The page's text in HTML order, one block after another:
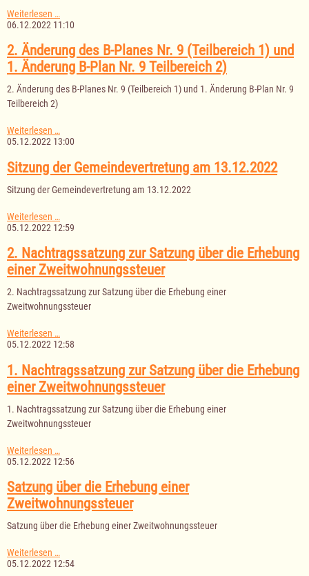
See"
Weiterlesen …
der
am
14.12.2022
06.12.2022 11:10
2. Änderung des B-Planes Nr. 9 (Teilbereich 1) und
1. Änderung B-Plan Nr. 9 Teilbereich 2)
2. Änderung des B-Planes Nr. 9 (Teilbereich 1) und 1. Änderung B-Plan Nr. 9
Teilbereich 2)
Weiterlesen …2.
Änderung
B-
Planes
Nr.
9
1)
und
Änderung
B-
Plan
9
Teilbereich
05.12.2022 13:00
Sitzung der Gemeindevertretung am 13.12.2022
Sitzung der Gemeindevertretung am 13.12.2022
Weiterlesen …
der
am
13.12.2022
05.12.2022 12:59
2. Nachtragssatzung zur Satzung über die Erhebung
einer Zweitwohnungssteuer
2. Nachtragssatzung zur Satzung über die Erhebung einer
Zweitwohnungssteuer
Weiterlesen …2.
Nachtragssatzung
Satzung
über
die
einer
Zweitwohnungssteuer
05.12.2022 12:58
1. Nachtragssatzung zur Satzung über die Erhebung
einer Zweitwohnungssteuer
1. Nachtragssatzung zur Satzung über die Erhebung einer
Zweitwohnungssteuer
Weiterlesen …
Nachtragssatzung
Satzung
über
die
einer
05.12.2022 12:56
Satzung über die Erhebung einer
Zweitwohnungssteuer
Satzung über die Erhebung einer Zweitwohnungssteuer
Weiterlesen …
über
05.12.2022 12:54